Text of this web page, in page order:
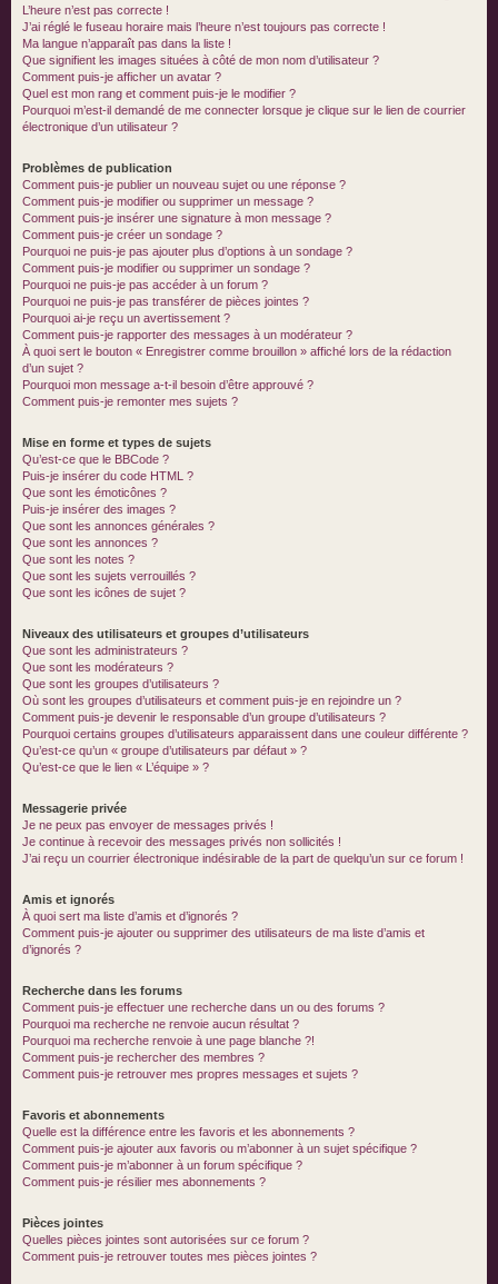
L’heure n’est pas correcte !
J’ai réglé le fuseau horaire mais l’heure n’est toujours pas correcte !
Ma langue n’apparaît pas dans la liste !
Que signifient les images situées à côté de mon nom d’utilisateur ?
Comment puis-je afficher un avatar ?
Quel est mon rang et comment puis-je le modifier ?
Pourquoi m’est-il demandé de me connecter lorsque je clique sur le lien de courrier
électronique d’un utilisateur ?
Problèmes de publication
Comment puis-je publier un nouveau sujet ou une réponse ?
Comment puis-je modifier ou supprimer un message ?
Comment puis-je insérer une signature à mon message ?
Comment puis-je créer un sondage ?
Pourquoi ne puis-je pas ajouter plus d’options à un sondage ?
Comment puis-je modifier ou supprimer un sondage ?
Pourquoi ne puis-je pas accéder à un forum ?
Pourquoi ne puis-je pas transférer de pièces jointes ?
Pourquoi ai-je reçu un avertissement ?
Comment puis-je rapporter des messages à un modérateur ?
À quoi sert le bouton « Enregistrer comme brouillon » affiché lors de la rédaction
d’un sujet ?
Pourquoi mon message a-t-il besoin d’être approuvé ?
Comment puis-je remonter mes sujets ?
Mise en forme et types de sujets
Qu’est-ce que le BBCode ?
Puis-je insérer du code HTML ?
Que sont les émoticônes ?
Puis-je insérer des images ?
Que sont les annonces générales ?
Que sont les annonces ?
Que sont les notes ?
Que sont les sujets verrouillés ?
Que sont les icônes de sujet ?
Niveaux des utilisateurs et groupes d’utilisateurs
Que sont les administrateurs ?
Que sont les modérateurs ?
Que sont les groupes d’utilisateurs ?
Où sont les groupes d’utilisateurs et comment puis-je en rejoindre un ?
Comment puis-je devenir le responsable d’un groupe d’utilisateurs ?
Pourquoi certains groupes d’utilisateurs apparaissent dans une couleur différente ?
Qu’est-ce qu’un « groupe d’utilisateurs par défaut » ?
Qu’est-ce que le lien « L’équipe » ?
Messagerie privée
Je ne peux pas envoyer de messages privés !
Je continue à recevoir des messages privés non sollicités !
J’ai reçu un courrier électronique indésirable de la part de quelqu’un sur ce forum !
Amis et ignorés
À quoi sert ma liste d’amis et d’ignorés ?
Comment puis-je ajouter ou supprimer des utilisateurs de ma liste d’amis et
d’ignorés ?
Recherche dans les forums
Comment puis-je effectuer une recherche dans un ou des forums ?
Pourquoi ma recherche ne renvoie aucun résultat ?
Pourquoi ma recherche renvoie à une page blanche ?!
Comment puis-je rechercher des membres ?
Comment puis-je retrouver mes propres messages et sujets ?
Favoris et abonnements
Quelle est la différence entre les favoris et les abonnements ?
Comment puis-je ajouter aux favoris ou m’abonner à un sujet spécifique ?
Comment puis-je m’abonner à un forum spécifique ?
Comment puis-je résilier mes abonnements ?
Pièces jointes
Quelles pièces jointes sont autorisées sur ce forum ?
Comment puis-je retrouver toutes mes pièces jointes ?